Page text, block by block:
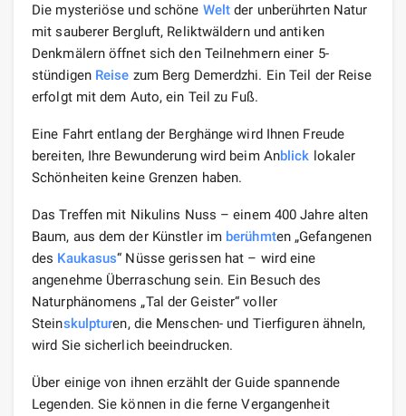
Die mysteriöse und schöne Welt der unberührten Natur
mit sauberer Bergluft, Reliktwäldern und antiken
Denkmälern öffnet sich den Teilnehmern einer 5-
stündigen Reise zum Berg Demerdzhi. Ein Teil der Reise
erfolgt mit dem Auto, ein Teil zu Fuß.
Eine Fahrt entlang der Berghänge wird Ihnen Freude
bereiten, Ihre Bewunderung wird beim Anblick lokaler
Schönheiten keine Grenzen haben.
Das Treffen mit Nikulins Nuss – einem 400 Jahre alten
Baum, aus dem der Künstler im berühmten „Gefangenen
des Kaukasus“ Nüsse gerissen hat – wird eine
angenehme Überraschung sein. Ein Besuch des
Naturphänomens „Tal der Geister“ voller
Steinskulpturen, die Menschen- und Tierfiguren ähneln,
wird Sie sicherlich beeindrucken.
Über einige von ihnen erzählt der Guide spannende
Legenden. Sie können in die ferne Vergangenheit